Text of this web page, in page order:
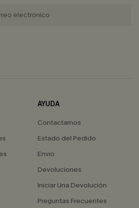
AYUDA
Contactarnos
Estado del Pedido
Envío
Devoluciones
Iniciar Una Devolución
Preguntas Frecuentes